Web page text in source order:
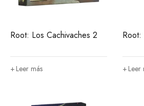
Root: Los Cachivaches 2
Leer más
Root:
Leer